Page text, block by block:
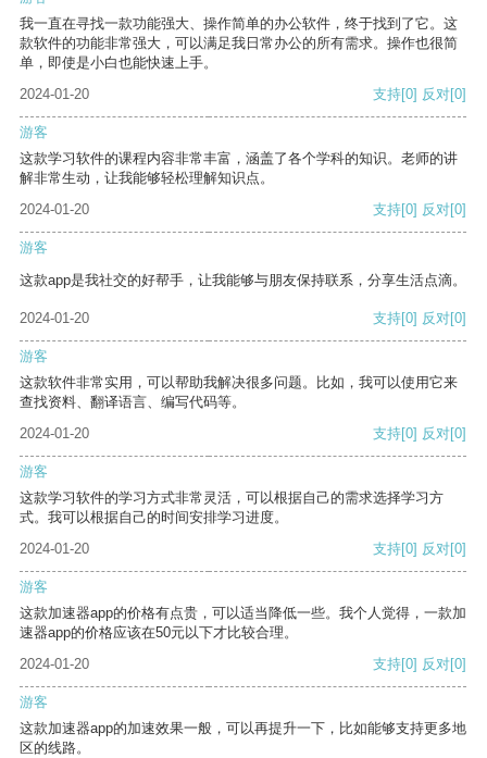
我一直在寻找一款功能强大、操作简单的办公软件，终于找到了它。这
款软件的功能非常强大，可以满足我日常办公的所有需求。操作也很简
单，即使是小白也能快速上手。
2024-01-20
支持[0] 反对[0]
游客
这款学习软件的课程内容非常丰富，涵盖了各个学科的知识。老师的讲
解非常生动，让我能够轻松理解知识点。
2024-01-20
支持[0] 反对[0]
游客
这款app是我社交的好帮手，让我能够与朋友保持联系，分享生活点滴。
2024-01-20 支持[0] 反对[0]
游客
这款软件非常实用，可以帮助我解决很多问题。比如，我可以使用它来
查找资料、翻译语言、编写代码等。
2024-01-20
支持[0] 反对[0]
游客
这款学习软件的学习方式非常灵活，可以根据自己的需求选择学习方
式。我可以根据自己的时间安排学习进度。
2024-01-20
支持[0] 反对[0]
游客
这款加速器app的价格有点贵，可以适当降低一些。我个人觉得，一款加
速器app的价格应该在50元以下才比较合理。
2024-01-20
支持[0] 反对[0]
游客
这款加速器app的加速效果一般，可以再提升一下，比如能够支持更多地
区的线路。